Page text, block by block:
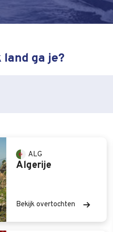
land ga je?
ALG
Algerije
Bekijk overtochten